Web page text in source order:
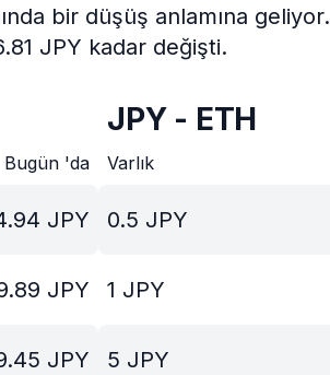
bir düşüş anlamına geliyor.
JPY kadar değişti.
Bugün 'da
JPY
JPY
JPY
JPY - ETH
Varlık
0.5 JPY
1 JPY
5 JPY